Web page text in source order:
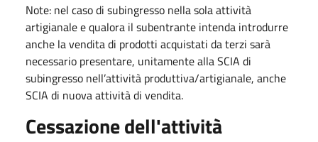
Note: nel caso di subingresso nella sola attività
artigianale e qualora il subentrante intenda introdurre
anche la vendita di prodotti acquistati da terzi sarà
necessario presentare, unitamente alla SCIA di
subingresso nell’attività produttiva/artigianale, anche
SCIA di nuova attività di vendita.
Cessazione dell'attività